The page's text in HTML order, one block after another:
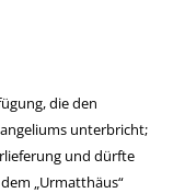
die den
unterbricht;
und dürfte
„Urmatthäus“